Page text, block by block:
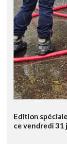
Edition
ce vendredi 31